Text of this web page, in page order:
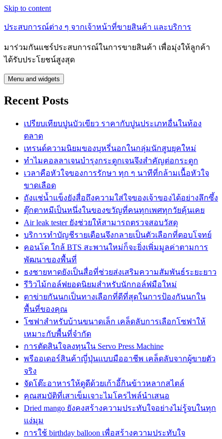
Skip to content
ประสบการณ์ต่าง ๆ จากเจ้าหน้าที่ขายสินค้า และบริการ
มาร่วมกันแชร์ประสบการณ์ในการขายสินค้า เพื่อมุ่งให้ลูกค้า
ได้รับประโยชน์สูงสุด
Menu and widgets
Recent Posts
เปรียบเทียบปูนบัวเขียว ราคากับปูนประเภทอื่นในท้อง
ตลาด
เทรนด์ความนิยมของบุหรี่นอกในกลุ่มนักสูบยุคใหม่
ทำไมคอลลาเจนบำรุงกระดูกเจนจึงสำคัญต่อกระดูก
เวลาคือหัวใจของการรักษา ทุก ๆ นาทีที่กล้ามเนื้อหัวใจ
ขาดเลือด
ถังแช่น้ำแข็งยังสื่อถึงความใส่ใจของเจ้าของได้อย่างลึกซึ้ง
ตุ๊กตาหมีเป็นหนึ่งในของขวัญที่คนทุกเพศทุกวัยคุ้นเคย
Air leak tester ยังช่วยให้สามารถตรวจสอบวัสดุ
บริการทำบัญชีรายเดือนจึงกลายเป็นตัวเลือกที่ตอบโจทย์
คอนโด ใกล้ BTS สะพานใหม่ก็จะยิ่งเพิ่มมูลค่าตามการ
พัฒนาของพื้นที่
ธงชายหาดยังเป็นสื่อที่ช่วยส่งเสริมความสัมพันธ์ระยะยาว
รีวิวไม้กอล์ฟยอดนิยมสำหรับนักกอล์ฟมือใหม่
ตาข่ายกันนกเป็นทางเลือกที่ดีที่สุดในการป้องกันนกใน
พื้นที่ของคุณ
โซฟาสำหรับบ้านขนาดเล็ก เคล็ดลับการเลือกโซฟาให้
เหมาะกับพื้นที่จำกัด
การตัดสินใจลงทุนใน Servo Press Machine
พรีออเดอร์สินค้าญี่ปุ่นแบบมืออาชีพ เคล็ดลับจากผู้ขายตัว
จริง
จัดโต๊ะอาหารให้ดูดีด้วยเก้าอี้กินข้าวหลากสไตล์
คุณสมบัติที่เสาเข็มเจาะไมโครไพล์นำเสนอ
Dried mango ยังคงสร้างความประทับใจอย่างไม่รู้จบในทุก
แง่มุม
การใช้ birthday balloon เพื่อสร้างความประทับใจ